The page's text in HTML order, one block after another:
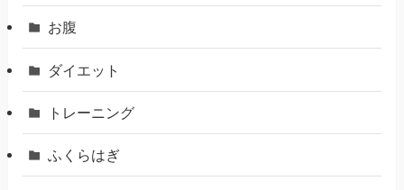
お腹
ダイエット
トレーニング
ふくらはぎ